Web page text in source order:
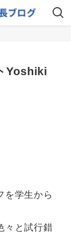
Yoshiki
を学生から
々と試行錯